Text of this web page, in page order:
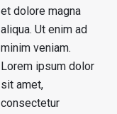
et dolore magna
aliqua. Ut enim ad
minim veniam.
Lorem ipsum dolor
sit amet,
consectetur